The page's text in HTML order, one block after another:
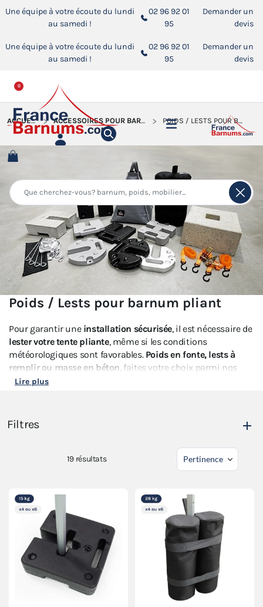
Une équipe à votre écoute du lundi
au samedi !
02 96 92 01
95
Demander un
devis
Une équipe à votre écoute du lundi
au samedi !
02 96 92 01
95
Demander un
devis
0
ACCUEIL ACCESSOIRES POUR BARNUMS PLIANTS POIDS / LESTS POUR BARNUM PLIANT
Poids / Lests pour barnum pliant
Pour garantir uneinstallation sécurisée, il est nécessaire de
lester votre tente pliante, même si les conditions
météorologiques sont favorables. Poids en fonte, lests à
remplir ou masse en béton, faites votre choix parmi nos
différents types de lestage
Ces poids sont
à positionner sur chacun des pieds de votre
structure.
Lire plus
Filtres
19 résultats